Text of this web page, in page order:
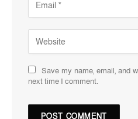
Save my name, email, and
next time I comment.